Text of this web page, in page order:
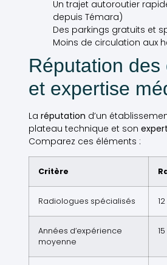
Un trajet autoroutier
depuis Témara)
Des parkings gratuits et
Moins de circulation aux
Réputation des
et expertise
La réputation d’un
plateau technique et son
Comparez ces éléments :
Critère
Radiologues spécialisés 12
Années d’expérience
moyenne
15